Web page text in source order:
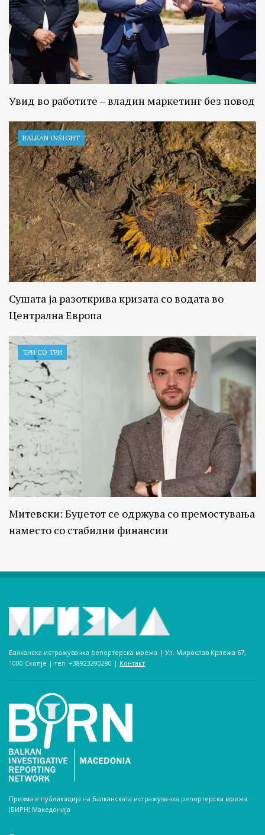
Увид во работите – владин маркетинг без повод
BALKAN INSIGHT
Сушата ја разоткрива кризата со водата во
Централна Европа
ТРИ СО ТРИ
Митевски: Буџетот се одржува со премостувања
наместо со стабилни финансии
Балканска истражувачка репортерска мрежа | Ул. Мирослав Крлежа 67,
1000 Скопје | тел. +38923290280­ | Контакт
Призма е публикација на Балканската истражувачка репортерска мрежа
(БИРН) Македонија